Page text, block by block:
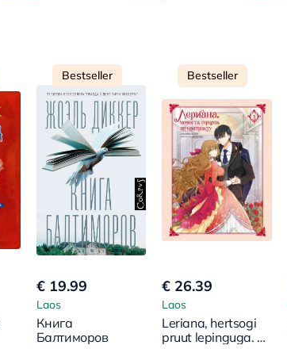
Bestseller
€ 19.99
Laos
Книга
Балтиморов
Bestseller
€ 26.39
Laos
Leriana, hertsogi
pruut lepinguga. 1.